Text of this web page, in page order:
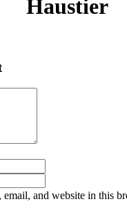
Haustier
email, and website in this